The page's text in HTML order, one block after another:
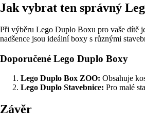
Jak vybrat ten správný
Při výběru Lego Duplo Boxu pro vaše dítě
nadšence jsou ideální boxy s různými
Doporučené Lego Duplo Boxy
Lego Duplo Box ZOO: Obsahuje
Lego Duplo Stavebnice: Pro malé
Závěr